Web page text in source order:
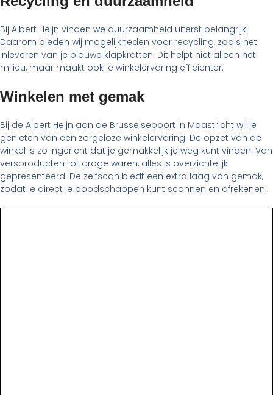
Bij Albert Heijn vinden we duurzaamheid uiterst belangrijk.
Daarom bieden wij mogelijkheden voor recycling, zoals het
inleveren van je blauwe klapkratten. Dit helpt niet alleen het
milieu, maar maakt ook je winkelervaring efficiënter.
Winkelen met gemak
Bij de Albert Heijn aan de Brusselsepoort in Maastricht wil je
genieten van een zorgeloze winkelervaring. De opzet van de
winkel is zo ingericht dat je gemakkelijk je weg kunt vinden. Van
versproducten tot droge waren, alles is overzichtelijk
gepresenteerd. De zelfscan biedt een extra laag van gemak,
zodat je direct je boodschappen kunt scannen en afrekenen.